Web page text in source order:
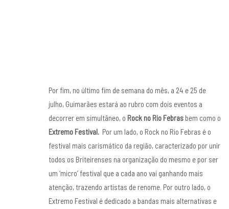
Por fim, no último fim de semana do mês, a 24 e 25 de
julho, Guimarães estará ao rubro com dois eventos a
decorrer em simultâneo, o Rock no Rio Febras bem como o
Extremo Festival. Por um lado, o Rock no Rio Febras é o
festival mais carismático da região, caracterizado por unir
todos os Briteirenses na organização do mesmo e por ser
um ‘micro’ festival que a cada ano vai ganhando mais
atenção, trazendo artistas de renome. Por outro lado, o
Extremo Festival é dedicado a bandas mais alternativas e